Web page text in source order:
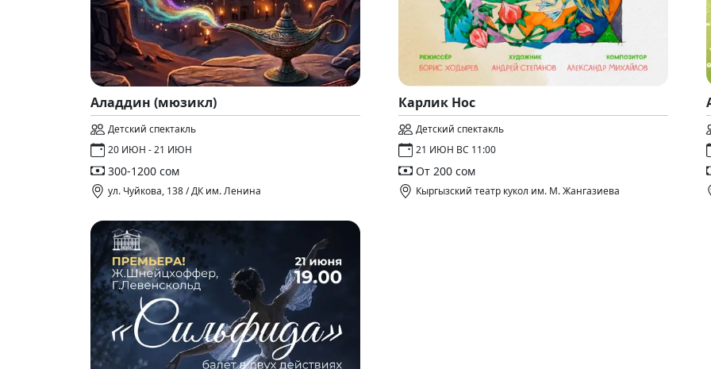
Аладдин (мюзикл)
Детский спектакль
20 ИЮН - 21 ИЮН
300-1200 сом
ул. Чуйкова, 138 / ДК им. Ленина
Карлик Нос
Детский спектакль
21 ИЮН ВС 11:00
От 200 сом
Кыргызский театр кукол им. М. Жангазиева